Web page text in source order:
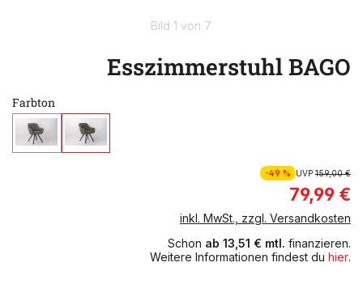
Bild 1 von 7
Esszimmerstuhl BAGO
Farbton
-49 % UVP159,00 €
79,99 €
inkl. MwSt., zzgl. Versandkosten
Schon ab 13,51 € mtl. finanzieren.
Weitere Informationen findest du hier.